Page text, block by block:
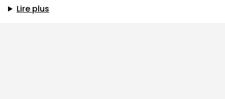
Lire plus